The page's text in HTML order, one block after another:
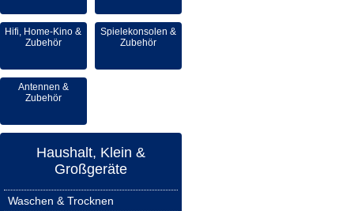
Hifi, Home-Kino &
Zubehör
Spielekonsolen &
Zubehör
Antennen &
Zubehör
Haushalt, Klein &
Großgeräte
Waschen & Trocknen